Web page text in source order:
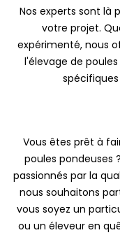
Nos experts sont là
votre projet.
expérimenté, nous
l'élevage de
Vous êtes prêt à
poules pondeuses
passionnés par la
nous souhaitons
vous soyez un
ou un éleveur en